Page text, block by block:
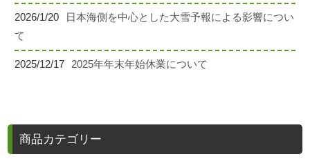
2026/1/20
日本海側を中心とした大雪予報による影響につい
て
2025/12/17 2025年年末年始休業について
商品カテゴリー